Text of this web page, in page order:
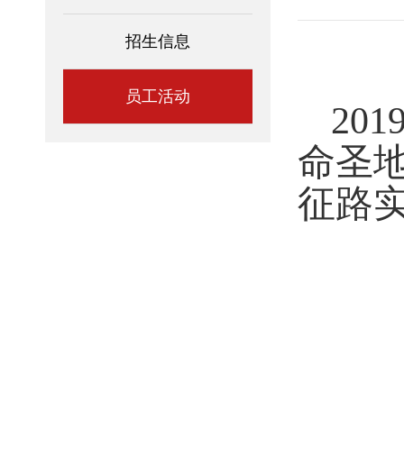
招生信息
员工活动
命圣
征路